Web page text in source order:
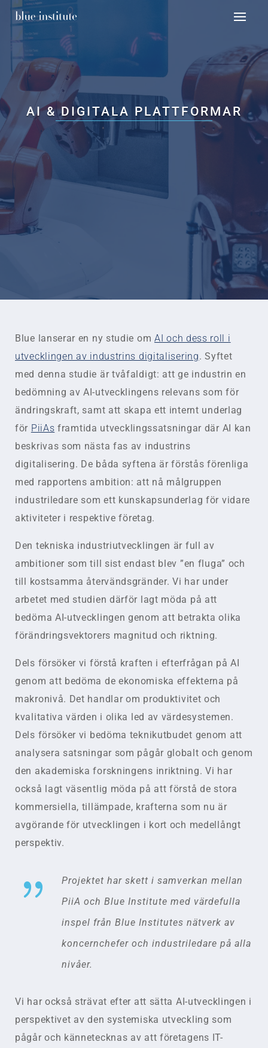
AI & DIGITALA PLATTFORMAR
Blue lanserar en ny studie om AI och dess roll i
utvecklingen av industrins digitalisering. Syftet
med denna studie är tvåfaldigt: att ge industrin en
bedömning av AI-utvecklingens relevans som för
ändringskraft, samt att skapa ett internt underlag
för PiiAs framtida utvecklingssatsningar där AI kan
beskrivas som nästa fas av industrins
digitalisering. De båda syftena är förstås förenliga
med rapportens ambition: att nå målgruppen
industriledare som ett kunskapsunderlag för vidare
aktiviteter i respektive företag.
Den tekniska industriutvecklingen är full av
ambitioner som till sist endast blev ”en fluga” och
till kostsamma återvändsgränder. Vi har under
arbetet med studien därför lagt möda på att
bedöma AI-utvecklingen genom att betrakta olika
förändringsvektorers magnitud och riktning.
Dels försöker vi förstå kraften i efterfrågan på AI
genom att bedöma de ekonomiska effekterna på
makronivå. Det handlar om produktivitet och
kvalitativa värden i olika led av värdesystemen.
Dels försöker vi bedöma teknikutbudet genom att
analysera satsningar som pågår globalt och genom
den akademiska forskningens inriktning. Vi har
också lagt väsentlig möda på att förstå de stora
kommersiella, tillämpade, krafterna som nu är
avgörande för utvecklingen i kort och medellångt
perspektiv.
{
Projektet har skett i samverkan mellan
PiiA och Blue Institute med värdefulla
inspel från Blue Institutes nätverk av
koncernchefer och industriledare på alla
nivåer.
Vi har också strävat efter att sätta AI-utvecklingen i
perspektivet av den systemiska utveckling som
pågår och kännetecknas av att företagens IT-